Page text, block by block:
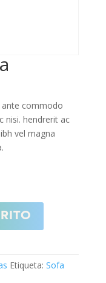
ante commodo
nisi. hendrerit ac
vel magna
Etiqueta: Sofa